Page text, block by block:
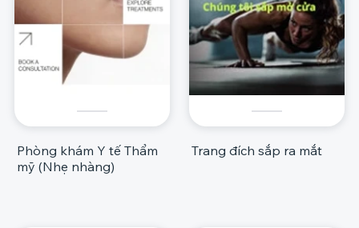
Phòng khám Y tế Thẩm
mỹ (Nhẹ nhàng)
Trang đích sắp ra mắt